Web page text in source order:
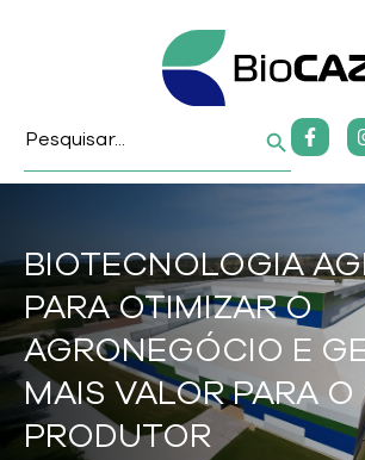
for:
BIOTECNOLOGIA
PARA OTIMIZAR O
AGRONEGÓCIO E
MAIS VALOR PARA O
PRODUTOR